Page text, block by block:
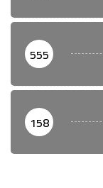
555
158